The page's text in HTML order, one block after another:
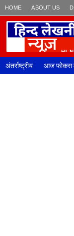
HOME ABOUT US
अंतर्राष्ट्रीय आज फोकस